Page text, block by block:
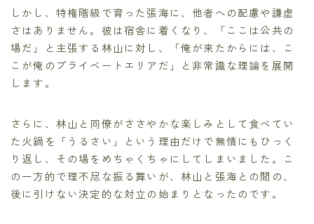
しかし、特権階級で育った張海に、他者への配慮や謙虚
さはありません。彼は宿舎に着くなり、「ここは公共の
場だ」と主張する林山に対し、「俺が来たからには、こ
こが俺のプライベートエリアだ」と非常識な理論を展開
します。
さらに、林山と同僚がささやかな楽しみとして食べてい
た火鍋を「うるさい」という理由だけで無情にもひっく
り返し、その場をめちゃくちゃにしてしまいました。こ
の一方的で理不尽な振る舞いが、林山と張海との間の、
後に引けない決定的な対立の始まりとなったのです。